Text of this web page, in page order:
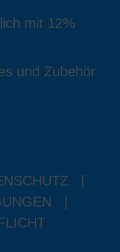
mit 12%
und Zubehör